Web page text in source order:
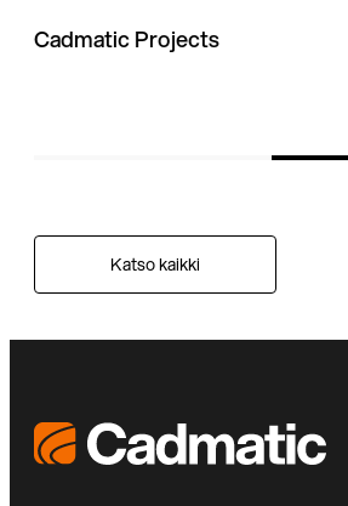
Cadmatic Projects
Katso kaikki